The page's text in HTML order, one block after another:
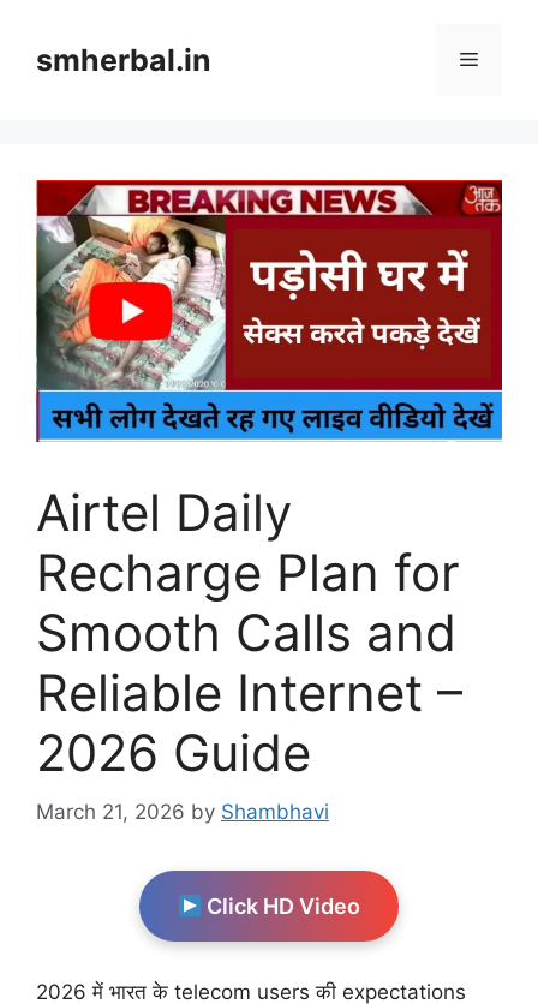
contentsmherbal.in Menu
Airtel Daily
Recharge Plan for
Smooth Calls and
Reliable Internet –
2026 Guide
March 21, 2026 by Shambhavi
Click HD Video
2026 में भारत के telecom users की expectations